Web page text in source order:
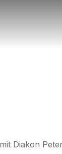
Diakon